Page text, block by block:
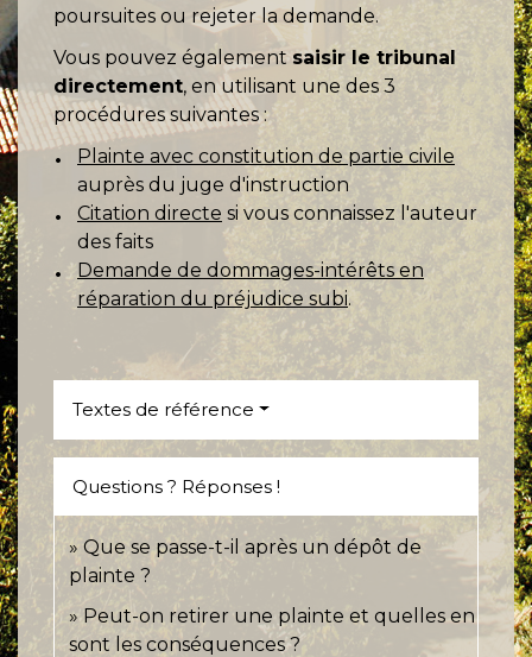
poursuites ou rejeter la demande.
Vous pouvez égalementsaisir le tribunal
directement, en utilisant une des 3
procédures suivantes :
Plainte avec constitution de partie civile
auprès du juge d'instruction
Citation directe si vous connaissez l'auteur
des faits
Demande de dommages-intérêts en
réparation du préjudice subi.
Textes de référence
Questions ? Réponses !
Que se passe-t-il après un dépôt de
plainte ?
Peut-on retirer une plainte et quelles en
sont les conséquences ?